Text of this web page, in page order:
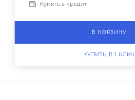
Купить в кредит
В КОРЗИНУ
КУПИТЬ В 1 КЛИК